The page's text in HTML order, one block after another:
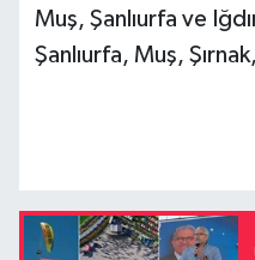
Muş, Şanlıurfa ve
Şanlıurfa, Muş,